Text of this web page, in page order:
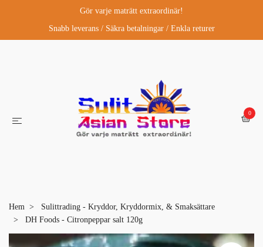
Gör varje maträtt extraordinär!
Snabb leverans / Säkra betalningar / Enkla returer
0
Hem
Sulittrading - Kryddor, Kryddormix, & Smaksättare
DH Foods - Citronpeppar salt 120g